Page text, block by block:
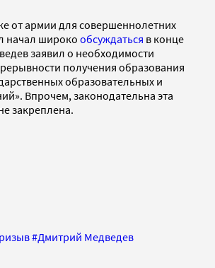
от армии для совершеннолетних
начал широко обсуждаться в конце
заявил о необходимости
получения образования
образовательных и
Впрочем, законодательна эта
закреплена.
#Дмитрий Медведев